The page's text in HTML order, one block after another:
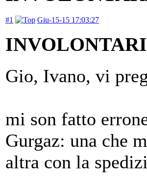
#1 Giu-15-15 17:03:27
Gio, Ivano, vi
mi son fatto
Gurgaz: una che
altra con la